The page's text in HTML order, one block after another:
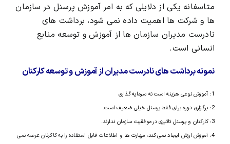
متاسفانه یکی از دلایلی که به امر آموزش پرسنل در سازمان
ها و شرکت ها اهمیت داده نمی شود، برداشت های
نادرست مدیران سازمان ها از آموزش و توسعه منابع
انسانی است.
نمونه برداشت های نادرست مدیران از آموزش و توسعه کارکنان
1: آموزش نوعی هزینه است نه سرمایه گذاری
2: برگزاری دوره برای فقط پرسنل خیلی ضعیف است.
3: کارکنان و پرسنل تاثیری در موفقیت سازمان ندارند.
4: آموزش ارزش ایجاد نمی کند، مهارت ها
و اطلاعات قابل استفاده را به کاکرنان عرضه نمی